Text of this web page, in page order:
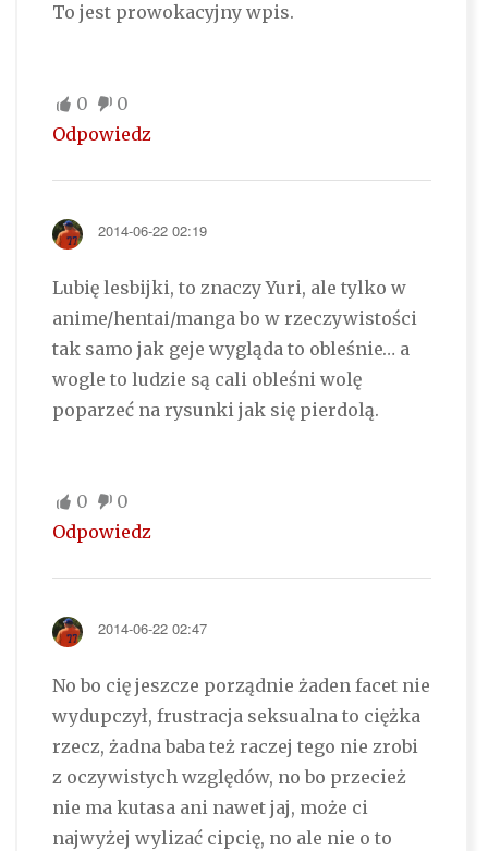
To jest prowokacyjny wpis.
0
0
Odpowiedz
2014-06-22 02:19
Lubię lesbijki, to znaczy Yuri, ale tylko w
anime/hentai/manga bo w rzeczywistości
tak samo jak geje wygląda to obleśnie… a
wogle to ludzie są cali obleśni wolę
poparzeć na rysunki jak się pierdolą.
0
0
Odpowiedz
2014-06-22 02:47
No bo cię jeszcze porządnie żaden facet nie
wydupczył, frustracja seksualna to ciężka
rzecz, żadna baba też raczej tego nie zrobi
z oczywistych względów, no bo przecież
nie ma kutasa ani nawet jaj, może ci
najwyżej wylizać cipcię, no ale nie o to